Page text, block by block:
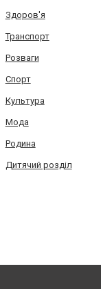
Здоров'я
Транспорт
Розваги
Спорт
Культура
Мода
Родина
Дитячий розділ